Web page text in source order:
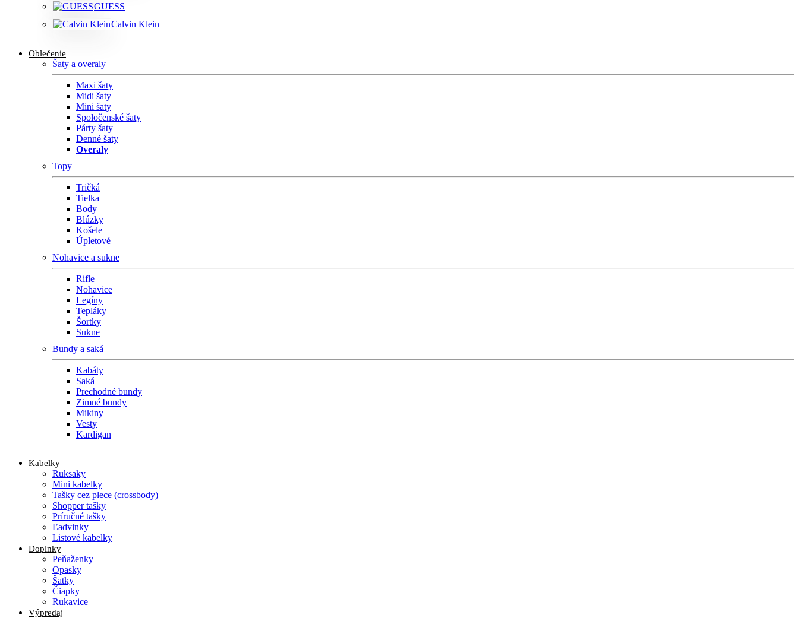
GUESS
Calvin Klein
Oblečenie
Šaty a overaly
Maxi šaty
Midi šaty
Mini šaty
Spoločenské šaty
Párty šaty
Denné šaty
Overaly
Topy
Tričká
Tielka
Body
Blúzky
Košele
Úpletové
Nohavice a sukne
Rifle
Nohavice
Legíny
Tepláky
Šortky
Sukne
Bundy a saká
Kabáty
Saká
Prechodné bundy
Zimné bundy
Mikiny
Vesty
Kardigan
Kabelky
Ruksaky
Mini kabelky
Tašky cez plece (crossbody)
Shopper tašky
Príručné tašky
Ľadvinky
Listové kabelky
Doplnky
Peňaženky
Opasky
Šatky
Čiapky
Rukavice
Výpredaj